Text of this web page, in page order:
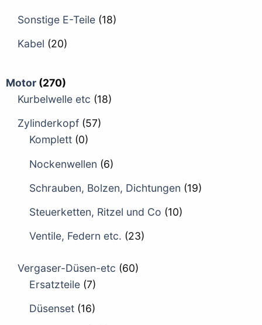
Sonstige E-Teile (18)
Kabel (20)
Motor (270)
Kurbelwelle etc (18)
Zylinderkopf (57)
Komplett (0)
Nockenwellen (6)
Schrauben, Bolzen, Dichtungen (19)
Steuerketten, Ritzel und Co (10)
Ventile, Federn etc. (23)
Vergaser-Düsen-etc (60)
Ersatzteile (7)
Düsenset (16)